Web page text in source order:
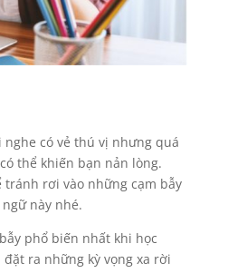
có vẻ thú vị nhưng quá
thể khiến bạn nản lòng.
tránh rơi vào những cạm bẫy
này nhé.
phổ biến nhất khi học
ra những kỳ vọng xa rời